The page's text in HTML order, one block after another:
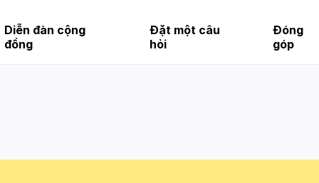
Diễn đàn cộng
đồng
Đặt một câu
hỏi
Đóng
góp